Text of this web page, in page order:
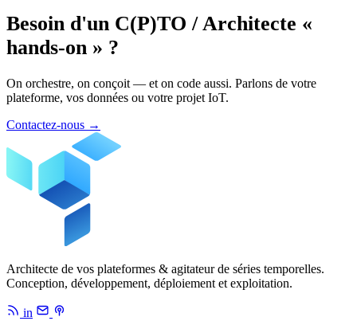
Besoin d'un C(P)TO / Architecte «
hands-on » ?
On orchestre, on conçoit — et on code aussi. Parlons de votre
plateforme, vos données ou votre projet IoT.
Contactez-nous →
Architecte de vos plateformes & agitateur de séries temporelles.
Conception, développement, déploiement et exploitation.
in